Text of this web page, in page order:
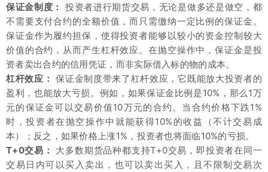
保证金制度：
投资者进行期货交易，无论是做多还是做空，都
不需要支付合约的全额价值，而只需缴纳一定比例的保证金。
保证金作为履约担保，使得投资者能够以较小的资金控制较大
价值的合约，从而产生杠杆效应。在抛空操作中，保证金是投
资者卖出合约的信用凭证，而非实际借入标的物的成本。
杠杆效应： 保证金制度带来了杠杆效应，它既能放大投资者的
盈利，也能放大亏损。例如，如果保证金比例是10%，那么1万
元的保证金可以交易价值10万元的合约。当合约价格下跌1%
时，投资者在抛空操作中就能获得10%的收益（不计交易成
本）；反之，如果价格上涨1%，投资者也将面临10%的亏损。
T+0交易：
大多数期货品种都支持T+0交易，即投资者在同一
交易日内可以买入卖出，也可以卖出买入，且不限制交易次